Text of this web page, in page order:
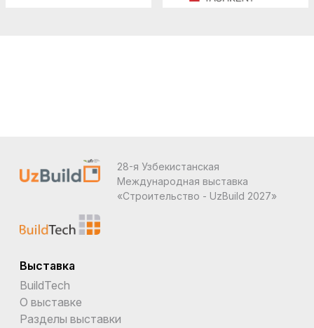
28-я Узбекистанская
Международная выставка
«Строительство - UzBuild 2027»
Выставка
BuildTech
О выставке
Разделы выставки